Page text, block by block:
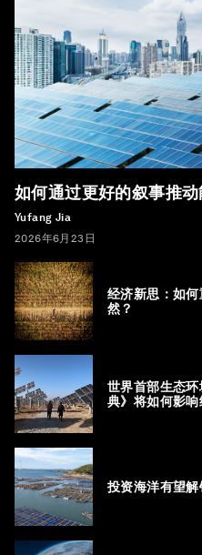
如何通过更好的叙事推
Yufang Jia
2026年6月23日
经济新思：如
然？
世界首部生态
典》将如何影响
投资海洋有望